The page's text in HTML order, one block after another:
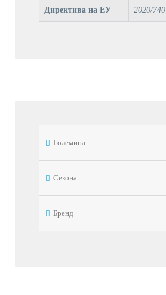
Директива на ЕУ 2020/740
Големина
Сезона
Бренд